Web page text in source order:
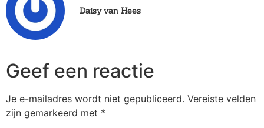
Daisy van Hees
Geef een reactie
Je e-mailadres wordt niet gepubliceerd. Vereiste velden
zijn gemarkeerd met *